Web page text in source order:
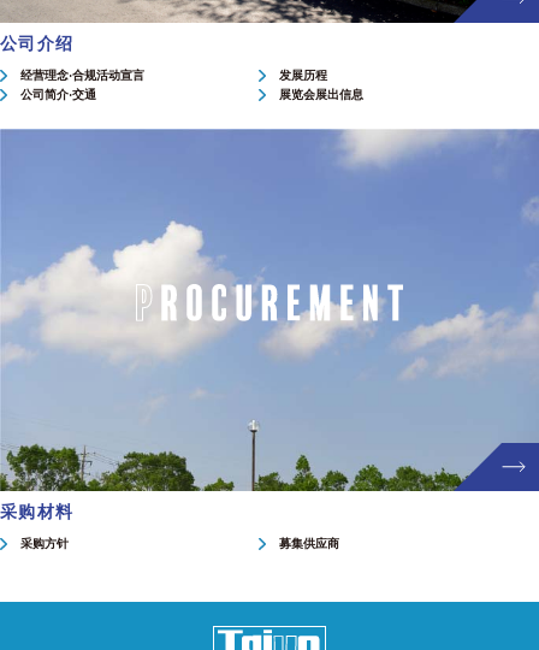
公司介绍
经营理念·合规活动宣言
发展历程
公司简介·交通
展览会展出信息
采购材料
采购方针 募集供应商